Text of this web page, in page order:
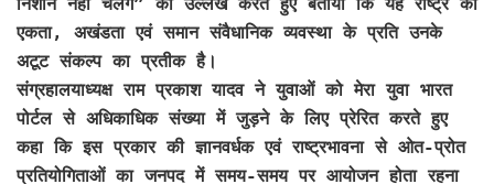
एकता, अखंडता एवं समान संवैधानिक व्यवस्था के प्रति उनके
अटूट संकल्प का प्रतीक है।
संग्रहालयाध्यक्ष राम प्रकाश यादव ने युवाओं को मेरा युवा भारत
पोर्टल से अधिकाधिक संख्या में जुड़ने के लिए प्रेरित करते हुए
कहा कि इस प्रकार की ज्ञानवर्धक एवं राष्ट्रभावना से ओत-प्रोत
प्रतियोगिताओं का जनपद में समय-समय पर आयोजन होता रहना